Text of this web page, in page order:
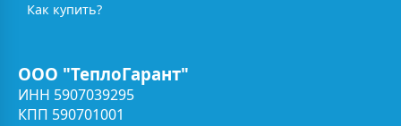
Как купить?
ООО "ТеплоГарант"
ИНН 5907039295
КПП 590701001